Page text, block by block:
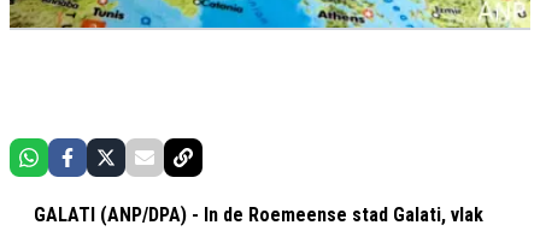
GALATI (ANP/DPA) - In de Roemeense stad Galati, vlak